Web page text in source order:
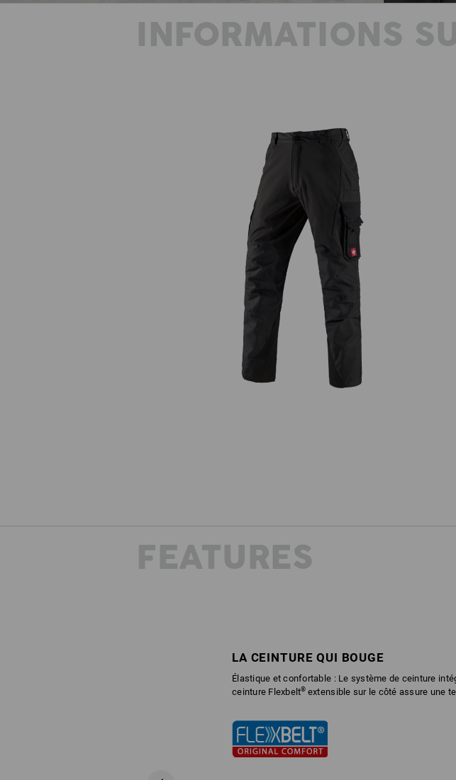
INFORMATIONS
FEATURES
LA CEINTURE QUI BOUGE
Élastique et confortable : Le système de ceinture
ceinture Flexbelt® extensible sur le côté assure une